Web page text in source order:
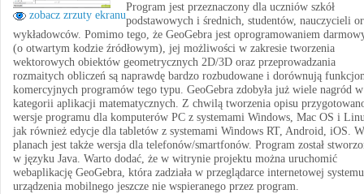
zobacz zrzuty ekranu
Program jest przeznaczony dla uczniów szkół
podstawowych i średnich, studentów, nauczycieli
wykładowców. Pomimo tego, że GeoGebra jest oprogramowaniem
(o otwartym kodzie źródłowym), jej możliwości w zakresie tworzenia
wektorowych obiektów geometrycznych 2D/3D oraz przeprowadzania
rozmaitych obliczeń są naprawdę bardzo rozbudowane i dorównują
komercyjnych programów tego typu. GeoGebra zdobyła już wiele nagród w
kategorii aplikacji matematycznych. Z chwilą tworzenia opisu
wersje programu dla komputerów PC z systemami Windows, Mac OS i
jak również edycje dla tabletów z systemami Windows RT, Android, iOS. W
planach jest także wersja dla telefonów/smartfonów. Program został
w języku Java. Warto dodać, że w witrynie projektu można uruchomić
webaplikację GeoGebra, która zadziała w przeglądarce internetowej
urządzenia mobilnego jeszcze nie wspieranego przez program.